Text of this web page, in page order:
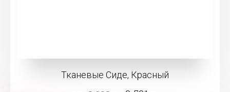
Тканевые Сиде, Красный